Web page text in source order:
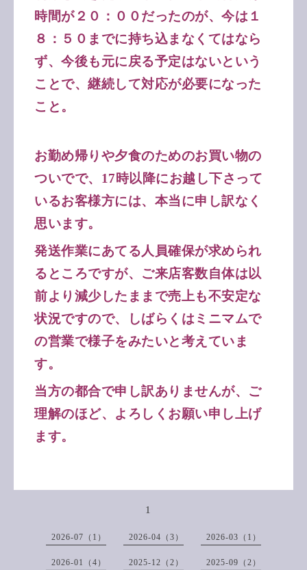
時間が２０：００だったのが、今は１
８：５０までに持ち込まなくてはなら
ず、今後も元に戻る予定はないという
ことで、継続して対応が必要になった
こと。
お勤め帰りや夕食のためのお買い物の
ついでで、17時以降にお越し下さって
いるお客様方には、本当に申し訳なく
思います。
発送作業にあてる人員確保が求められ
るところですが、ご来店客数自体は以
前より減少したままで売上も不安定な
状況ですので、しばらくはミニマムで
の営業で様子をみたいと考えていま
す。
当方の都合で申し訳ありませんが、ご
理解のほど、よろしくお願い申し上げ
ます。
1
2026-07（1） 2026-04（3） 2026-03（1）
2026-01（4） 2025-12（2） 2025-09（2）